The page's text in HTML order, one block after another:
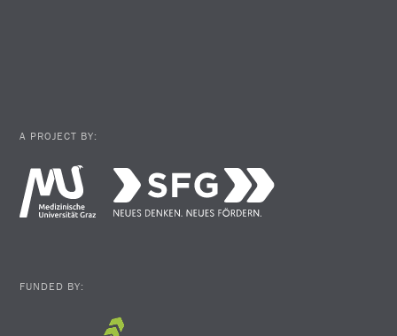
A PROJECT BY:
FUNDED BY: